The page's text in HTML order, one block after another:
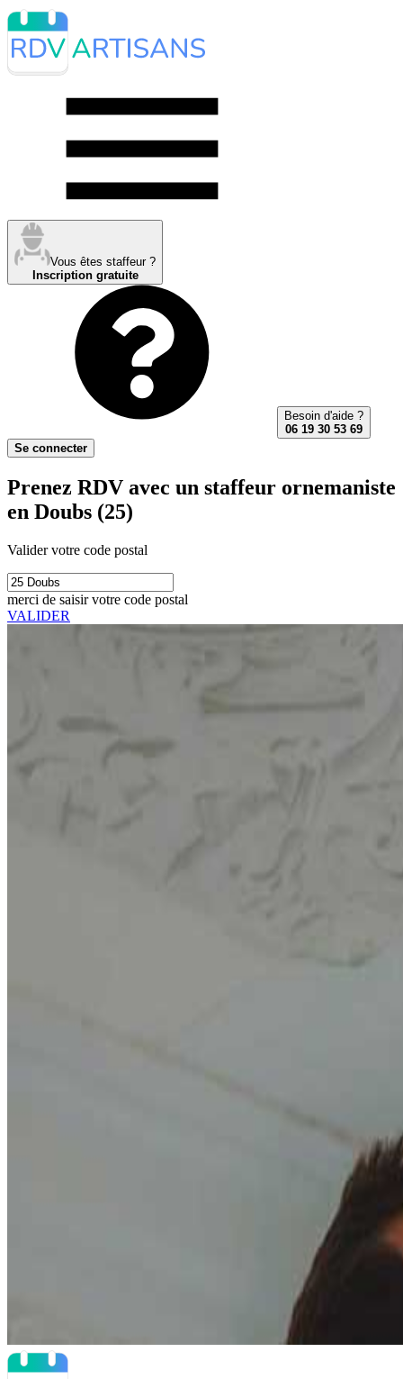
Vous êtes staffeur ?
Inscription gratuite
Besoin d'aide ?
06 19 30 53 69
Se connecter
Prenez RDV avec un staffeur ornemaniste
en Doubs (25)
Valider votre code postal
merci de saisir votre code postal
VALIDER